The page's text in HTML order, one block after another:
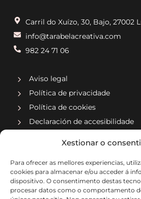
Xestionar o
Para ofrecer as mellores experiencias,
cookies para almacenar e/ou acceder á
dispositivo. O consentimento destas
procesar datos como o comportamento
Carril do Xuízo, 30, Bajo, 27002
info@tarabelacreativa.com
982 24 71 06
Aviso legal
Política de privacidade
Política de cookies
Declaración de accesibilidade
Compañía asociada a